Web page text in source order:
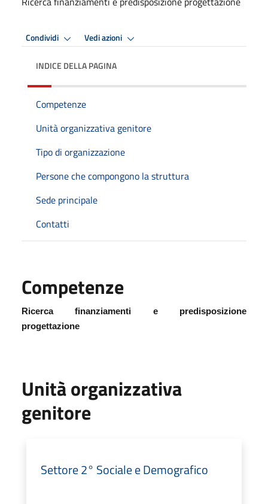
Condividi Vedi azioni
INDICE DELLA PAGINA
Competenze
Unità organizzativa genitore
Tipo di organizzazione
Persone che compongono la struttura
Sede principale
Contatti
Competenze
Ricerca finanziamenti e predisposizione
progettazione
Unità organizzativa
genitore
Settore 2° Sociale e Demografico